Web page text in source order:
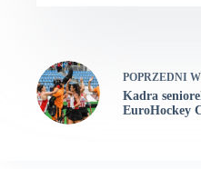
POPRZEDNI
Kadra
EuroHockey